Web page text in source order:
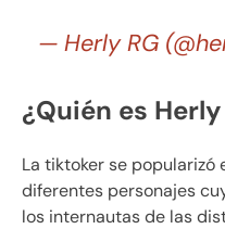
— Herly RG
¿Quién es Herly
La tiktoker se popularizó
diferentes personajes
los internautas de las